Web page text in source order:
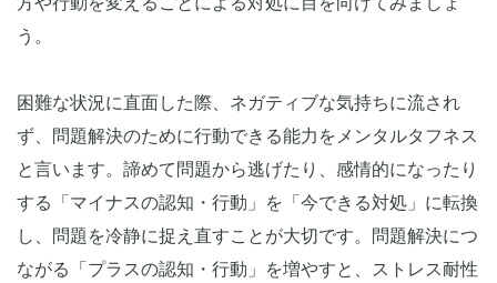
う。
困難な状況に直面した際、ネガティブな気持ちに流され
ず、問題解決のために行動できる能力をメンタルタフネス
と言います。諦めて問題から逃げたり、感情的になったり
する「マイナスの認知・行動」を「今できる対処」に転換
し、問題を冷静に捉え直すことが大切です。問題解決につ
ながる「プラスの認知・行動」を増やすと、ストレス耐性